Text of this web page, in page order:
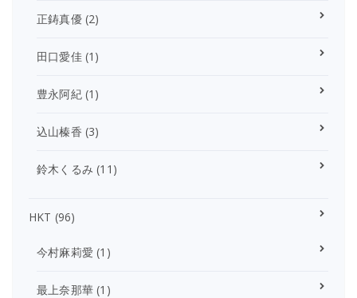
正鋳真優(2)
田口愛佳(1)
豊永阿紀(1)
込山榛香 (3)
鈴木くるみ (11)
HKT (96)
今村麻莉愛 (1)
最上奈那華 (1)